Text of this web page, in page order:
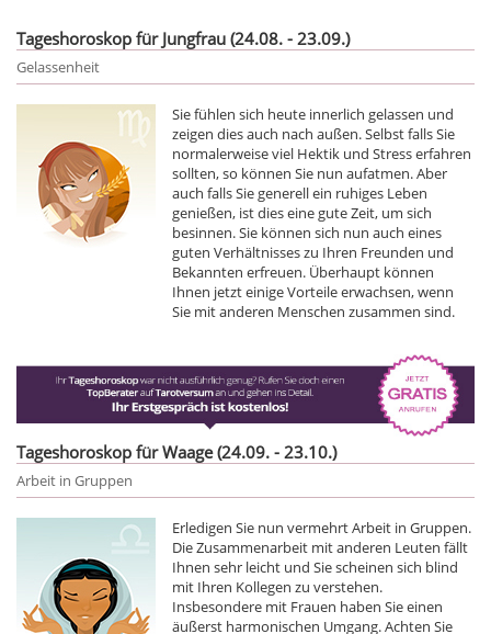
Tageshoroskop für Jungfrau (24.08. - 23.09.)
Gelassenheit
Sie fühlen sich heute innerlich gelassen und
zeigen dies auch nach außen. Selbst falls Sie
normalerweise viel Hektik und Stress erfahren
sollten, so können Sie nun aufatmen. Aber
auch falls Sie generell ein ruhiges Leben
genießen, ist dies eine gute Zeit, um sich
besinnen. Sie können sich nun auch eines
guten Verhältnisses zu Ihren Freunden und
Bekannten erfreuen. Überhaupt können
Ihnen jetzt einige Vorteile erwachsen, wenn
Sie mit anderen Menschen zusammen sind.
Tageshoroskop für Waage (24.09. - 23.10.)
Arbeit in Gruppen
Erledigen Sie nun vermehrt Arbeit in Gruppen.
Die Zusammenarbeit mit anderen Leuten fällt
Ihnen sehr leicht und Sie scheinen sich blind
mit Ihren Kollegen zu verstehen.
Insbesondere mit Frauen haben Sie einen
äußerst harmonischen Umgang. Achten Sie